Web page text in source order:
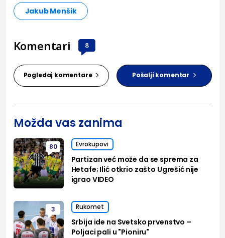
Jakub Menšik
Komentari 8
Pogledaj komentare Pošalji komentar
Možda vas zanima
80 Evrokupovi
Partizan već može da se sprema za
Hetafe; Ilić otkrio zašto Ugrešić nije
igrao VIDEO
3 Rukomet
Srbija ide na Svetsko prvenstvo –
Poljaci pali u "Pioniru"